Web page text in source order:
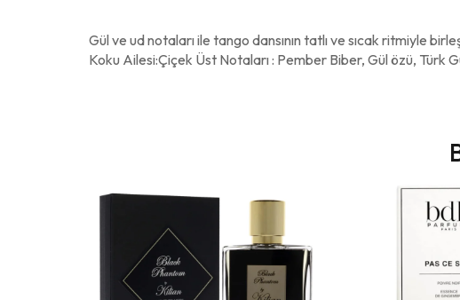
Gül ve ud notaları ile tango dansının tatlı ve sıcak ritmiyle
Koku Ailesi:Çiçek Üst Notaları : Pember Biber, Gül özü, Türk